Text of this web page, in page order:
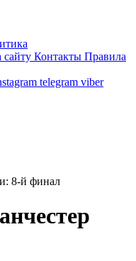
сайту Контакты Правила
telegram viber
8-й финал